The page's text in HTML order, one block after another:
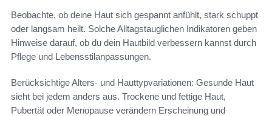
Beobachte, ob deine Haut sich gespannt anfühlt, stark schuppt
oder langsam heilt. Solche Alltagstauglichen Indikatoren geben
Hinweise darauf, ob du dein Hautbild verbessern kannst durch
Pflege und Lebensstilanpassungen.
Berücksichtige Alters- und Hauttypvariationen: Gesunde Haut
sieht bei jedem anders aus. Trockene und fettige Haut,
Pubertät oder Menopause verändern Erscheinung und